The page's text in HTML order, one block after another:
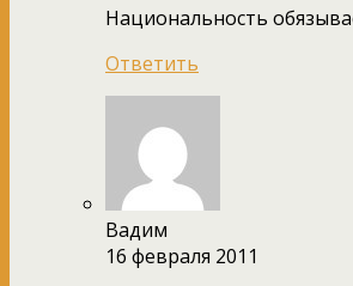
Национальность
Ответить
Вадим
16 февраля 2011